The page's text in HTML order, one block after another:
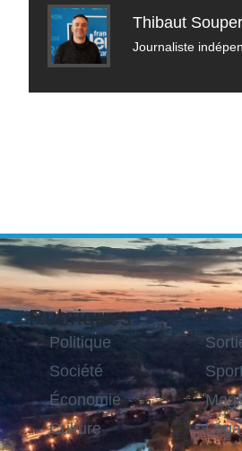
Thibaut
Journaliste
Rubriques
Politique
Société
Économie
Culture